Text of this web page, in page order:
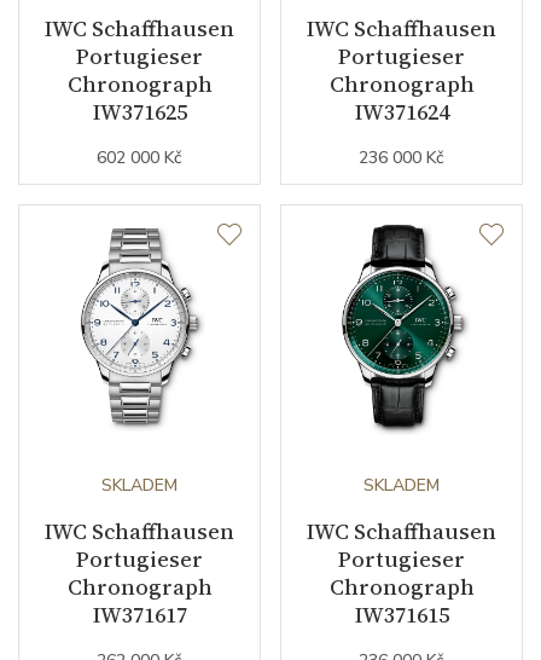
Záruční doba
nepodnikatelé (měsíců)
Modelová řada Portugieser
IWC Schaffhausen
Portugieser
Chronograph
IW371625
602 000 Kč
IWC Schaffhausen
Portugieser
Chronograph
IW371624
236 000 Kč
SKLADEM
IWC Schaffhausen
Portugieser
Chronograph
IW371617
SKLADEM
IWC Schaffhausen
Portugieser
Chronograph
IW371615